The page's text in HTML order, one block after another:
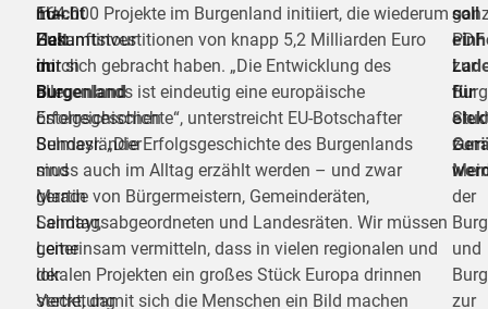
macht
Halt
im
Burgenland
EU-
Zukunftstour
durch
alle
österreichischen
Bundesländer
sind
Martin
Selmayr,
Leiter
der
Vertretung
164.000 Projekte im Burgenland initiiert, die wiederum
Gesamtinvestitionen von knapp 5,2 Milliarden Euro
mit sich gebracht haben. „Die Entwicklung des
Burgenlands ist eindeutig eine europäische
Erfolgsgeschichte“, unterstreicht EU-Botschafter
Selmayr. „Die Erfolgsgeschichte des Burgenlands
muss auch im Alltag erzählt werden – und zwar
gerade von Bürgermeistern, Gemeinderäten,
Landtagsabgeordneten und Landesräten. Wir müssen
gemeinsam vermitteln, dass in vielen regionalen und
lokalen Projekten ein großes Stück Europa drinnen
steckt, damit sich die Menschen ein Bild machen
PDF
zur
zum
der
und
zur
soll
für